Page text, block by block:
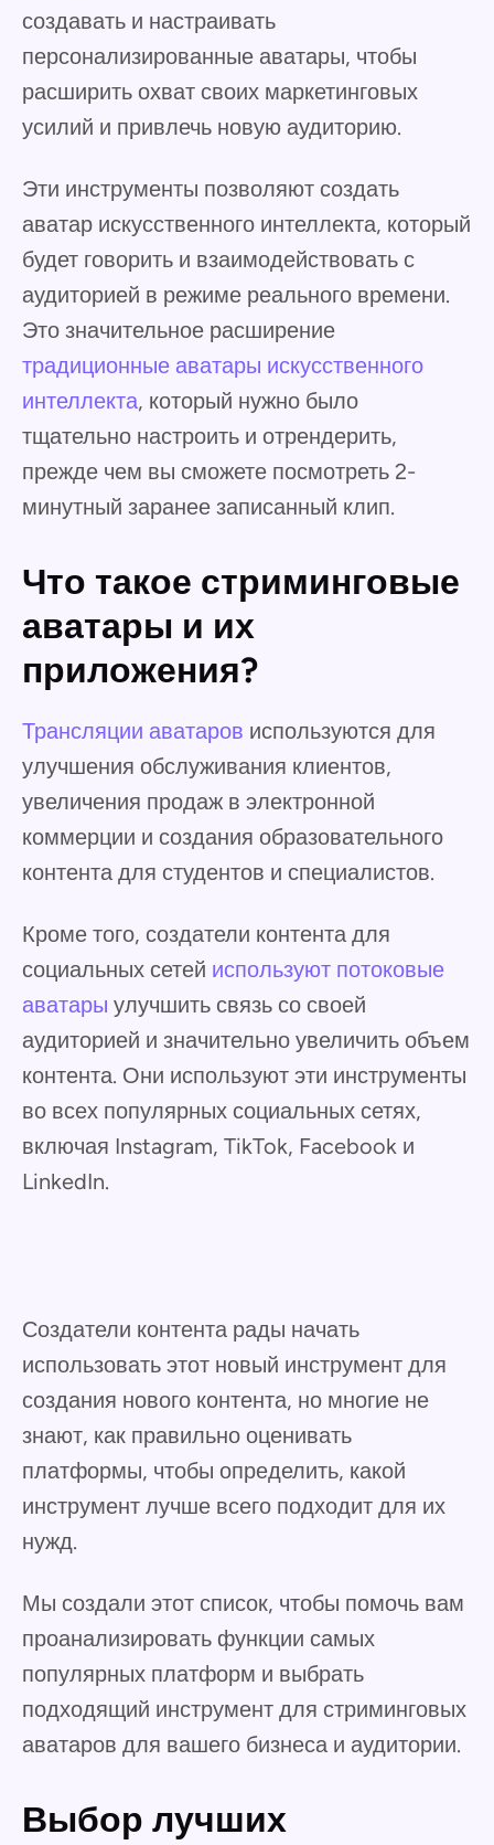
создавать и настраивать
персонализированные аватары, чтобы
расширить охват своих маркетинговых
усилий и привлечь новую аудиторию.
Эти инструменты позволяют создать
аватар искусственного интеллекта, который
будет говорить и взаимодействовать с
аудиторией в режиме реального времени.
Это значительное расширение
традиционные аватары искусственного
интеллекта, который нужно было
тщательно настроить и отрендерить,
прежде чем вы сможете посмотреть 2-
минутный заранее записанный клип.
Что такое стриминговые
аватары и их
приложения?
Трансляции аватаров используются для
улучшения обслуживания клиентов,
увеличения продаж в электронной
коммерции и создания образовательного
контента для студентов и специалистов.
Кроме того, создатели контента для
социальных сетей используют потоковые
аватары улучшить связь со своей
аудиторией и значительно увеличить объем
контента. Они используют эти инструменты
во всех популярных социальных сетях,
включая Instagram, TikTok, Facebook и
LinkedIn.
Создатели контента рады начать
использовать этот новый инструмент для
создания нового контента, но многие не
знают, как правильно оценивать
платформы, чтобы определить, какой
инструмент лучше всего подходит для их
нужд.
Мы создали этот список, чтобы помочь вам
проанализировать функции самых
популярных платформ и выбрать
подходящий инструмент для стриминговых
аватаров для вашего бизнеса и аудитории.
Выбор лучших